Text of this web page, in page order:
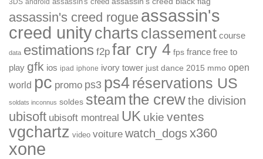
assassin's creed rogue assassin's
creed unitycharts classement course
data estimations f2p far cry 4 fps france free to
play gfk ios ipad iphone ivory tower just dance 2015 mmo open
world pc promo ps3 ps4réservations US
soldats inconnus soldes steamthe crewthe division
ubisoft ubisoft montreal UK ukie ventes
vgchartz video voiture watch_dogsx360
xone